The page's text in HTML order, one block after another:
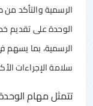
الرسمية والتأكد
الوحدة على تقديم
الرسمية، بما يسهم
سلامة الإجراءات
تتمثل مهام